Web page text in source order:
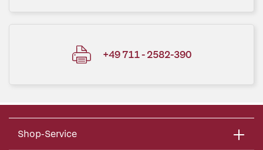
+49 711 - 2582-390
Shop-Service